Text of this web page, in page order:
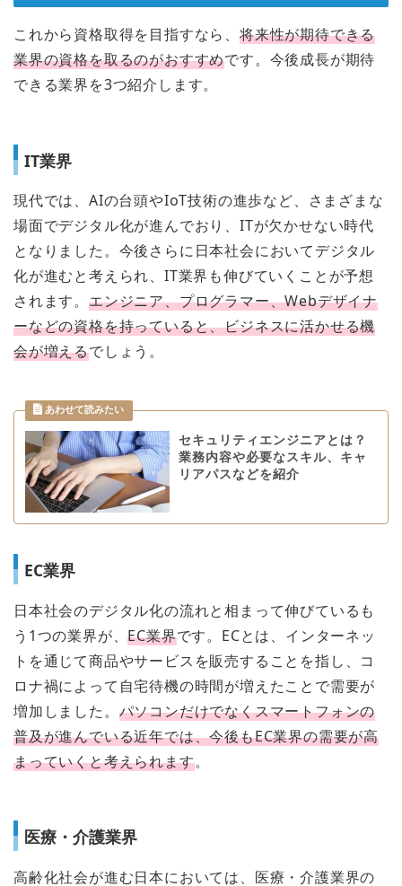
これから資格取得を目指すなら、 将来性が期待できる
業界の資格を取るのがおすすめです。今後成長が期待
できる業界を3つ紹介します。
IT業界
現代では、AIの台頭やIoT技術の進歩など、さまざまな
場面でデジタル化が進んでおり、ITが欠かせない時代
となりました。今後さらに日本社会においてデジタル
化が進むと考えられ、IT業界も伸びていくことが予想
されます。 エンジニア、プログラマー、Webデザイナ
ーなどの資格を持っていると、ビジネスに活かせる機
会が増えるでしょう。
セキュリティエンジニアとは？
業務内容や必要なスキル、キャ
リアパスなどを紹介
EC業界
日本社会のデジタル化の流れと相まって伸びているも
う1つの業界が、EC業界です。ECとは、インターネッ
トを通じて商品やサービスを販売することを指し、コ
ロナ禍によって自宅待機の時間が増えたことで需要が
増加しました。 パソコンだけでなくスマートフォンの
普及が進んでいる近年では、今後もEC業界の需要が高
まっていくと考えられます。
医療・介護業界
高齢化社会が進む日本においては、医療・介護業界の